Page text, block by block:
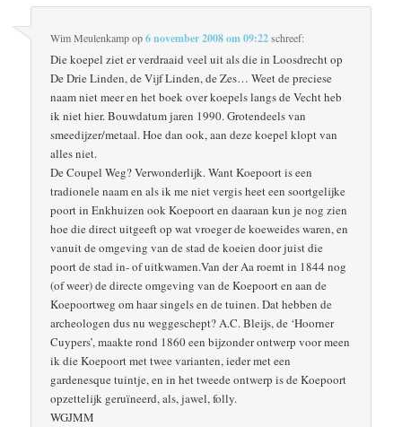
Wim Meulenkampop6 november 2008 om 09:22schreef:
Die koepel ziet er verdraaid veel uit als die in Loosdrecht op
De Drie Linden, de Vijf Linden, de Zes… Weet de preciese
naam niet meer en het boek over koepels langs de Vecht heb
ik niet hier. Bouwdatum jaren 1990. Grotendeels van
smeedijzer/metaal. Hoe dan ook, aan deze koepel klopt van
alles niet.
De Coupel Weg? Verwonderlijk. Want Koepoort is een
tradionele naam en als ik me niet vergis heet een soortgelijke
poort in Enkhuizen ook Koepoort en daaraan kun je nog zien
hoe die direct uitgeeft op wat vroeger de koeweides waren, en
vanuit de omgeving van de stad de koeien door juist die
poort de stad in- of uitkwamen.Van der Aa roemt in 1844 nog
(of weer) de directe omgeving van de Koepoort en aan de
Koepoortweg om haar singels en de tuinen. Dat hebben de
archeologen dus nu weggeschept? A.C. Bleijs, de ‘Hoorner
Cuypers’, maakte rond 1860 een bijzonder ontwerp voor meen
ik die Koepoort met twee varianten, ieder met een
gardenesque tuintje, en in het tweede ontwerp is de Koepoort
opzettelijk geruïneerd, als, jawel, folly.
WGJMM